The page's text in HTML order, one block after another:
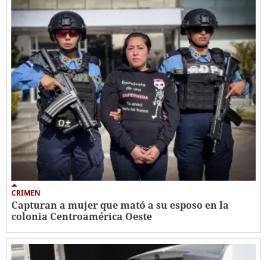
CRIMEN
Capturan a mujer que mató a su esposo en la
colonia Centroamérica Oeste